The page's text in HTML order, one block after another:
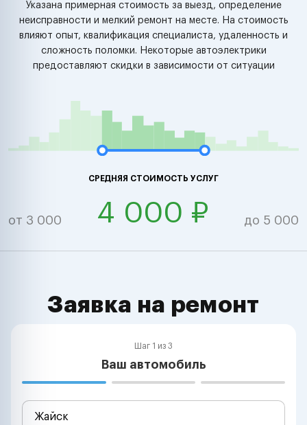
Указана примерная стоимость за выезд, определение
неисправности и мелкий ремонт на месте. На стоимость
влияют опыт, квалификация специалиста, удаленность и
сложность поломки. Некоторые автоэлектрики
предоставляют скидки в зависимости от ситуации
СРЕДНЯЯ СТОИМОСТЬ УСЛУГ
от 3 000 4 000 ₽ до 5 000
Заявка на ремонт
Шаг 1 из 3
Ваш автомобиль